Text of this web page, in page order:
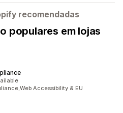
recomendadas
populares em lojas
Accessibility & EU